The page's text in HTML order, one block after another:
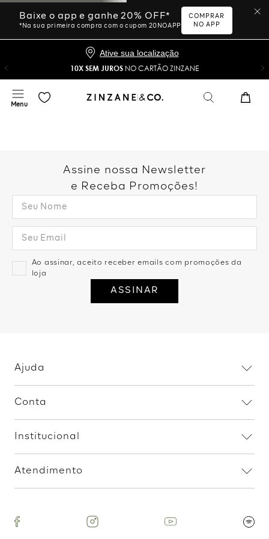
Ative sua localização
10X SEM JUROS NO CARTÃO ZINZANE
foi encontrada.
Vamos tentar novamente?